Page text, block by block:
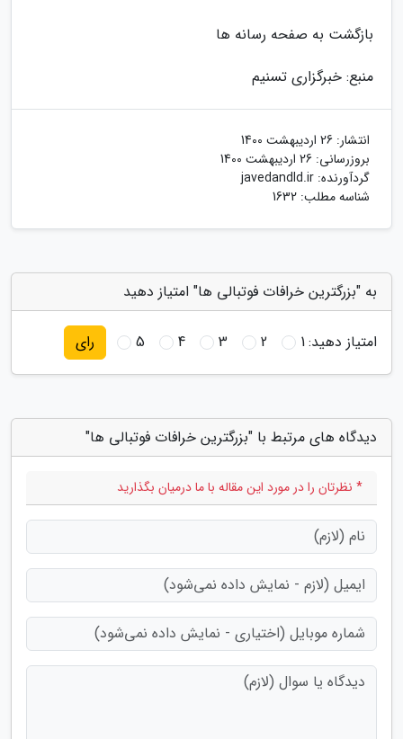
بازگشت به صفحه رسانه ها
منبع: خبرگزاری تسنیم
انتشار: 26 اردیبهشت 1400
بروزرسانی: 26 اردیبهشت 1400
گردآورنده: javedandld.ir
شناسه مطلب: 1632
به "بزرگترین خرافات فوتبالی ها" امتیاز دهید
امتیاز دهید:1
2
3
4
5 رای
دیدگاه های مرتبط با "بزرگترین خرافات فوتبالی ها"
* نظرتان را در مورد این مقاله با ما درمیان بگذارید